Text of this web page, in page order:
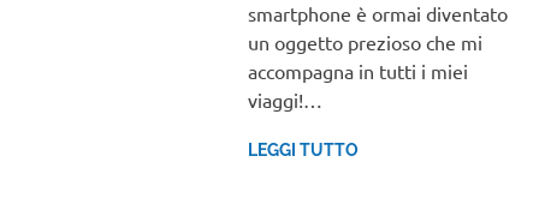
smartphone è ormai diventato
un oggetto prezioso che mi
accompagna in tutti i miei
viaggi!…
LEGGI TUTTO